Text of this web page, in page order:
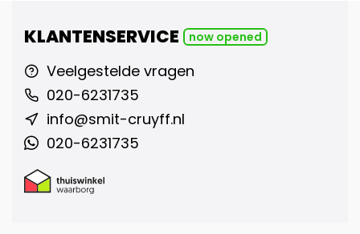
KLANTENSERVICE now opened
Veelgestelde vragen
020-6231735
info@smit-cruyff.nl
020-6231735